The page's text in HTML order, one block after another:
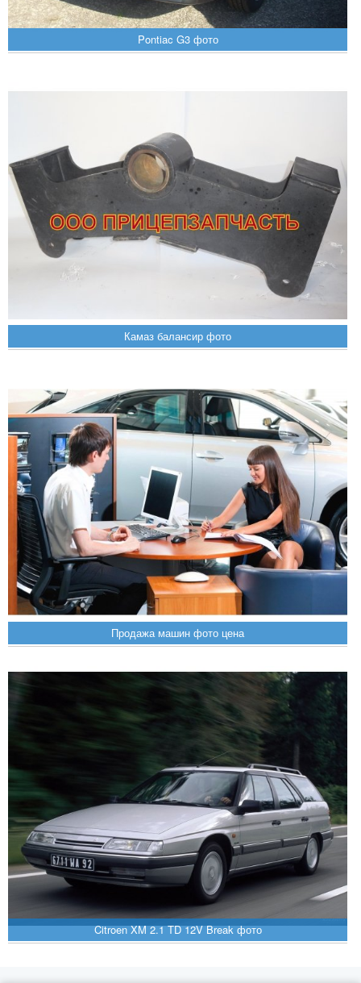
Pontiac G3 фото
Камаз балансир фото
Продажа машин фото цена
Citroen XM 2.1 TD 12V Break фото